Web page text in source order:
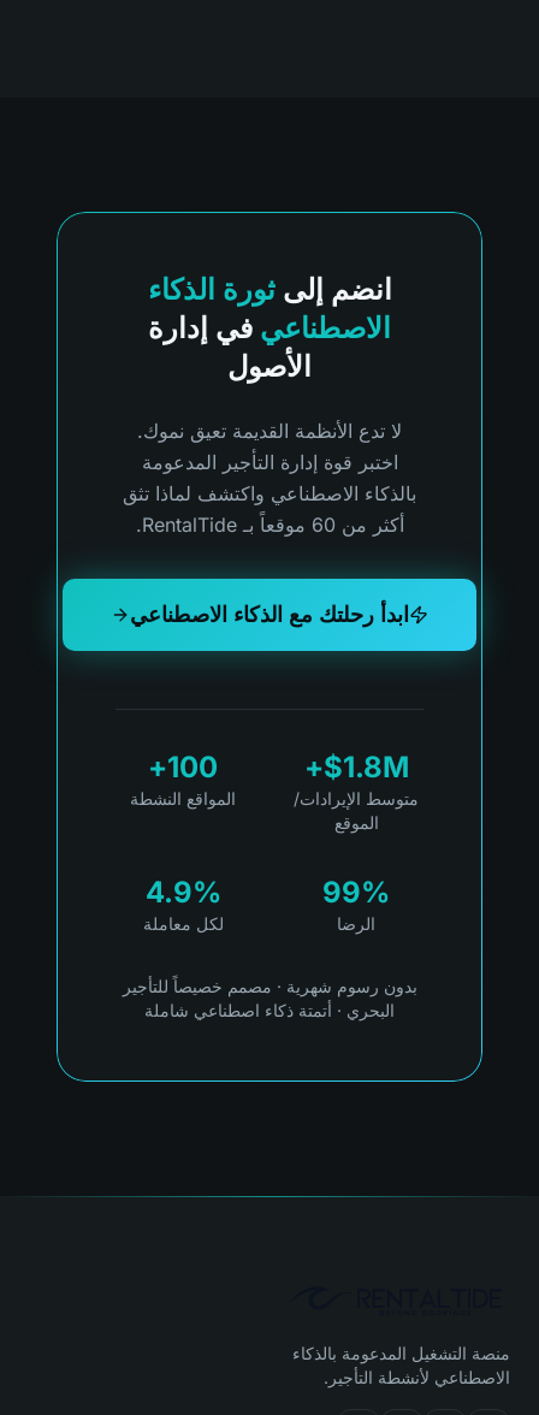
انضم إلى ثورة الذكاء
الاصطناعي في إدارة
الأصول
لا تدع الأنظمة القديمة تعيق نموك.
اختبر قوة إدارة التأجير المدعومة
بالذكاء الاصطناعي واكتشف لماذا تثق
أكثر من 60 موقعاً بـ RentalTide.
ابدأ رحلتك مع الذكاء الاصطناعي
$1.8M+
متوسط الإيرادات/
الموقع
100+
المواقع النشطة
99%
الرضا
4.9%
لكل معاملة
بدون رسوم شهرية · مصمم خصيصاً للتأجير
البحري · أتمتة ذكاء اصطناعي شاملة
منصة التشغيل المدعومة بالذكاء
الاصطناعي لأنشطة التأجير.